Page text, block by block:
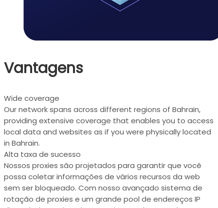
Vantagens
Wide coverage
Our network spans across different regions of Bahrain,
providing extensive coverage that enables you to access
local data and websites as if you were physically located
in Bahrain.
Alta taxa de sucesso
Nossos proxies são projetados para garantir que você
possa coletar informações de vários recursos da web
sem ser bloqueado. Com nosso avançado sistema de
rotação de proxies e um grande pool de endereços IP